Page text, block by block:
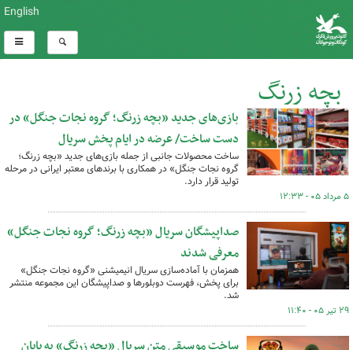
English
بچه زرنگ
کل اخبار:95
بازی‌های جدید «بچه زرنگ؛ گروه نجات جنگل» در
دست ساخت/ عرضه در ایام پخش سریال
ساخت محصولات جانبی از جمله بازی‌های جدید «بچه زرنگ؛
گروه نجات جنگل» در همکاری با برندهای معتبر ایرانی در مرحله
تولید قرار دارد.
۵ مرداد ۰۵ - ۱۲:۳۳
صداپیشگان سریال «بچه زرنگ؛ گروه نجات جنگل»
معرفی شدند
همزمان با آماده‌سازی سریال انیمیشنی «گروه نجات جنگل»
برای پخش، فهرست دوبلورها و صداپیشگان این مجموعه منتشر
شد.
۲۹ تیر ۰۵ - ۱۱:۴۰